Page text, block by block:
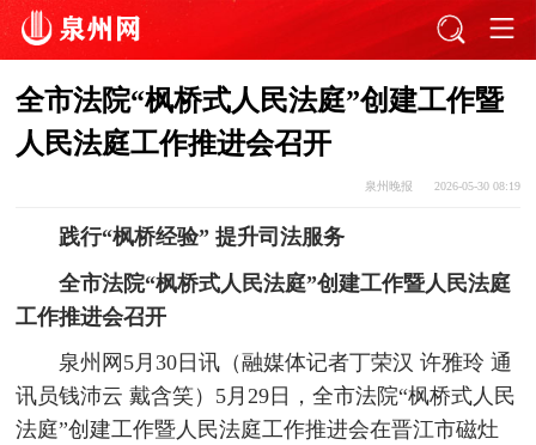
全市法院“枫桥式人民法庭”创建工作暨
人民法庭工作推进会召开
泉州晚报 2026-05-30 08:19
践行“枫桥经验” 提升司法服务
全市法院“枫桥式人民法庭”创建工作暨人民法庭
工作推进会召开
泉州网5月30日讯（融媒体记者丁荣汉 许雅玲 通
讯员钱沛云 戴含笑）5月29日，全市法院“枫桥式人民
法庭”创建工作暨人民法庭工作推进会在晋江市磁灶